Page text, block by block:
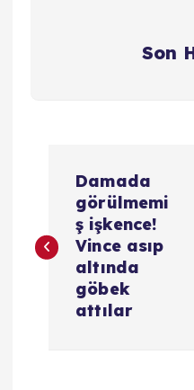
Son
z
Damada
görülmemi
ş işkence!
Vince asıp
altında
göbek
attılar